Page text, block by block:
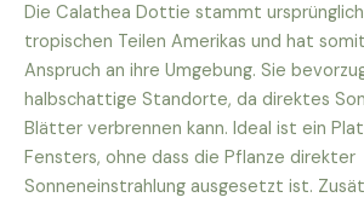
Die Calathea Dottie stammt
tropischen Teilen Amerikas und hat
Anspruch an ihre Umgebung. Sie
halbschattige Standorte, da direktes
Blätter verbrennen kann. Ideal ist ein
Fensters, ohne dass die Pflanze direkter
Sonneneinstrahlung ausgesetzt ist.